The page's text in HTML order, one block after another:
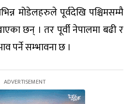
मोडेलहरुले पूर्वदेखि पश्चिमसम्मै
छन् । तर पूर्वी नेपालमा बढी र
पर्ने सम्भावना छ ।